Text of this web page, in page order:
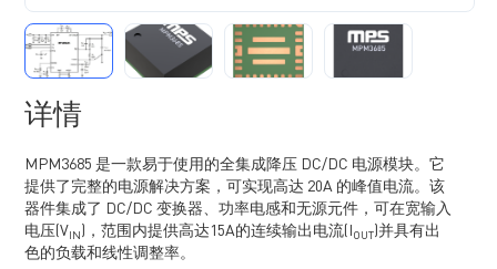
详情
MPM3685 是一款易于使用的全集成降压 DC/DC 电源模块。它
提供了完整的电源解决方案，可实现高达 20A 的峰值电流。该
器件集成了 DC/DC 变换器、功率电感和无源元件，可在宽输入
电压(V IN )，范围内提供高达15A的连续输出电流(I OUT)并具有出
色的负载和线性调整率。